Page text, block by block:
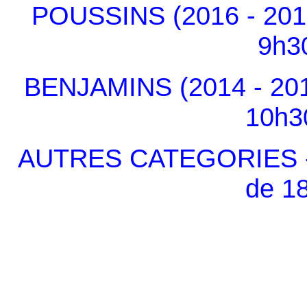
POUSSINS (2016 -
BENJAMINS (2014 -
AUTRES
de